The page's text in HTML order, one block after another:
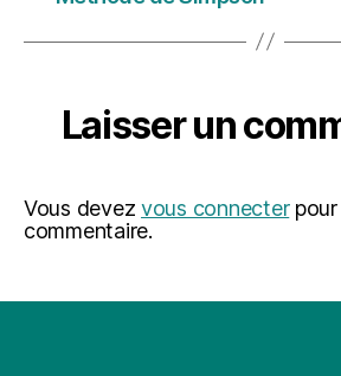
Laisser un
Vous devezvous connecterpour
commentaire.